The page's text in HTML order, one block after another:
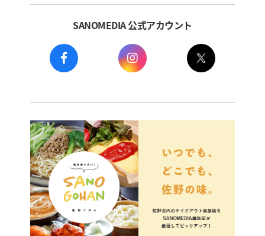
SANOMEDIA 公式アカウント